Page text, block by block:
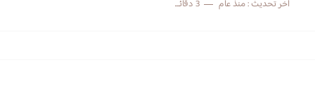
اخر تحديث :منذ عام 3 دقائق للقراءة